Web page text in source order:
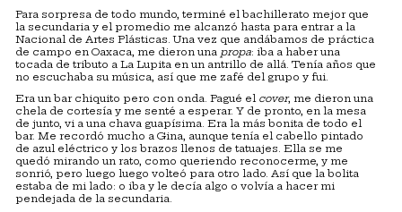
Para sorpresa de todo mundo, terminé el bachillerato mejor que
la secundaria y el promedio me alcanzó hasta para entrar a la
Nacional de Artes Plásticas. Una vez que andábamos de práctica
de campo en Oaxaca, me dieron una propa: iba a haber una
tocada de tributo a La Lupita en un antrillo de allá. Tenía años que
no escuchaba su música, así que me zafé del grupo y fui.
Era un bar chiquito pero con onda. Pagué el cover, me dieron una
chela de cortesía y me senté a esperar. Y de pronto, en la mesa
de junto, vi a una chava guapísima. Era la más bonita de todo el
bar. Me recordó mucho a Gina, aunque tenía el cabello pintado
de azul eléctrico y los brazos llenos de tatuajes. Ella se me
quedó mirando un rato, como queriendo reconocerme, y me
sonrió, pero luego luego volteó para otro lado. Así que la bolita
estaba de mi lado: o iba y le decía algo o volvía a hacer mi
pendejada de la secundaria.